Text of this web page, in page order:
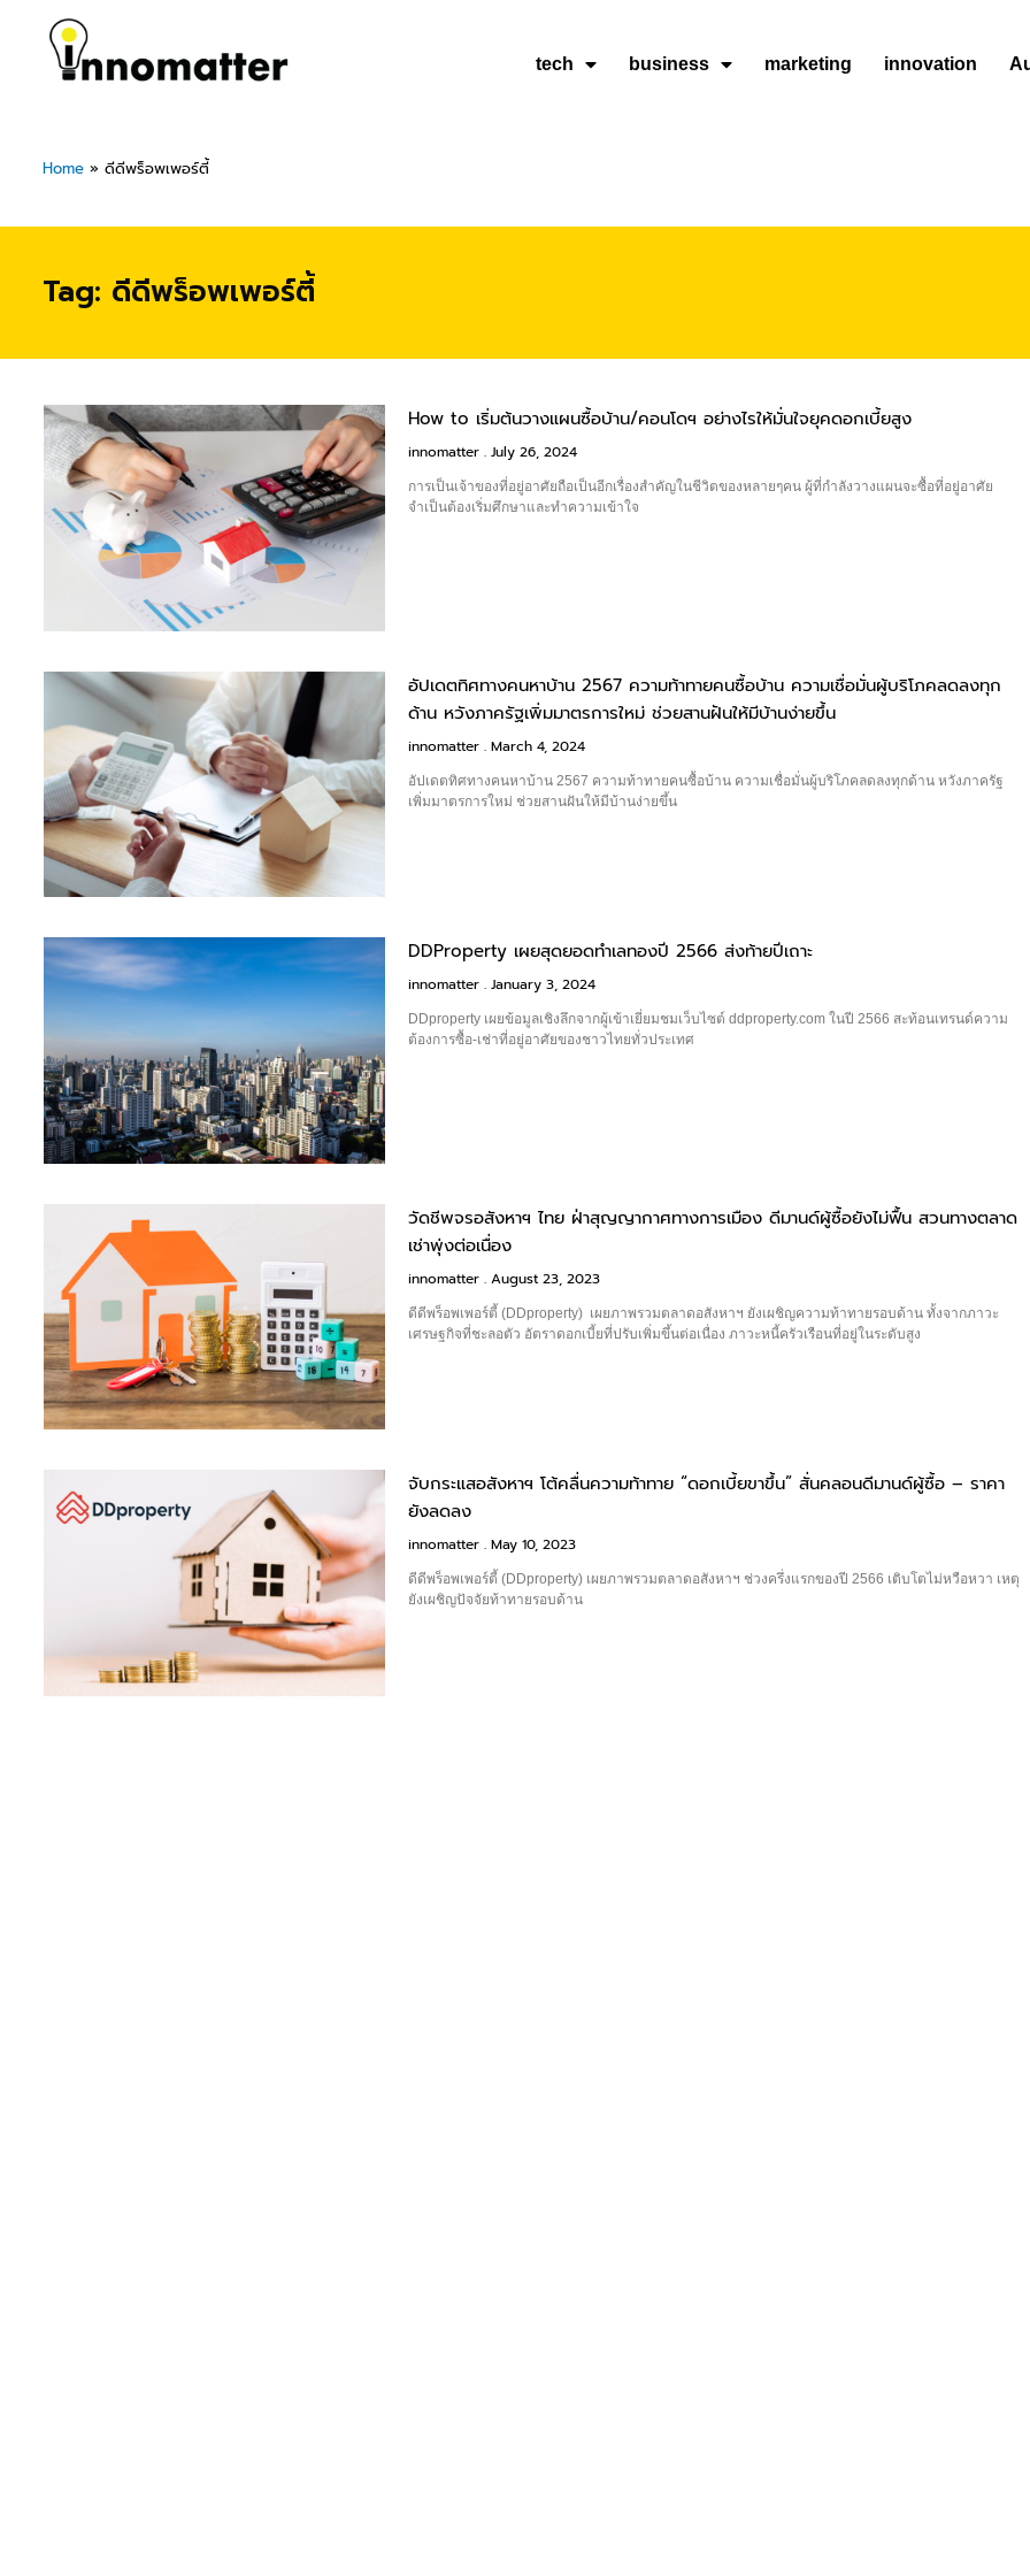
content
tech business marketing innovation
Home» ดีดีพร็อพเพอร์ตี้
Tag: ดีดีพร็อพเพอร์ตี้
How to เริ่มต้นวางแผนซื้อบ้าน/คอนโดฯ อย่างไรให้มั่นใจยุคดอกเบี้ยสูง
innomatter July 26, 2024
การเป็นเจ้าของที่อยู่อาศัยถือเป็นอีกเรื่องสำคัญในชีวิตของหลายๆคน ผู้ที่กำลังวางแผนจะซื้อที่อยู่อาศัย
จำเป็นต้องเริ่มศึกษาและทำความเข้าใจ
อัปเดตทิศทางคนหาบ้าน 2567 ความท้าทายคนซื้อบ้าน ความเชื่อมั่นผู้บริโภคลดลงทุก
ด้าน หวังภาครัฐเพิ่มมาตรการใหม่ ช่วยสานฝันให้มีบ้านง่ายขึ้น
innomatter March 4, 2024
อัปเดตทิศทางคนหาบ้าน 2567 ความท้าทายคนซื้อบ้าน ความเชื่อมั่นผู้บริโภคลดลงทุกด้าน หวังภาครัฐ
เพิ่มมาตรการใหม่ ช่วยสานฝันให้มีบ้านง่ายขึ้น
DDProperty เผยสุดยอดทำเลทองปี 2566 ส่งท้ายปีเถาะ
innomatter January 3, 2024
DDproperty เผยข้อมูลเชิงลึกจากผู้เข้าเยี่ยมชมเว็บไซต์ ddproperty.com ในปี 2566 สะท้อนเทรนด์ความ
ต้องการซื้อ-เช่าที่อยู่อาศัยของชาวไทยทั่วประเทศ
วัดชีพจรอสังหาฯ ไทย ฝ่าสุญญากาศทางการเมือง ดีมานด์ผู้ซื้อยังไม่ฟื้น สวนทางตลาด
เช่าพุ่งต่อเนื่อง
innomatter August 23, 2023
ดีดีพร็อพเพอร์ตี้ (DDproperty) เผยภาพรวมตลาดอสังหาฯ ยังเผชิญความท้าทายรอบด้าน ทั้งจากภาวะ
เศรษฐกิจที่ชะลอตัว อัตราดอกเบี้ยที่ปรับเพิ่มขึ้นต่อเนื่อง ภาวะหนี้ครัวเรือนที่อยู่ในระดับสูง
จับกระแสอสังหาฯ โต้คลื่นความท้าทาย “ดอกเบี้ยขาขึ้น” สั่นคลอนดีมานด์ผู้ซื้อ – ราคา
ยังลดลง
innomatter May 10, 2023
ดีดีพร็อพเพอร์ตี้ (DDproperty) เผยภาพรวมตลาดอสังหาฯ ช่วงครึ่งแรกของปี 2566 เติบโตไม่หวือหวา เหตุ
ยังเผชิญปัจจัยท้าทายรอบด้าน